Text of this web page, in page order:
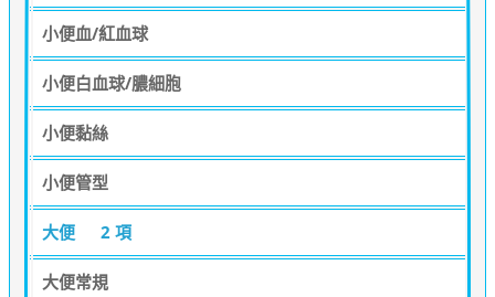
小便血/紅血球
小便白血球/膿細胞
小便黏絲
小便管型
大便 2 項
大便常規